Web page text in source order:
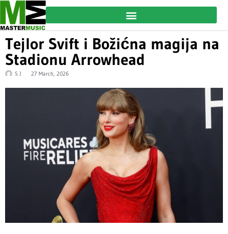
Tejlor Svift i Božićna magija na
Stadionu Arrowhead
S J 27 March, 2026